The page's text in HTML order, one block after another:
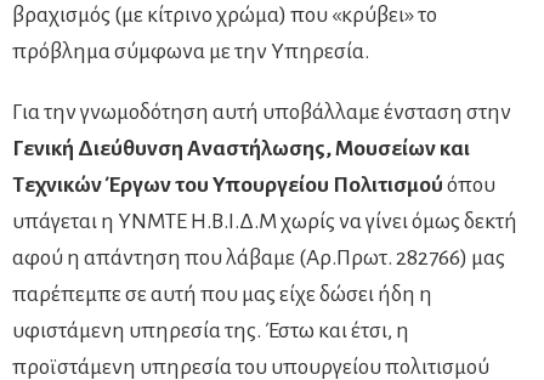
βραχισμός (με κίτρινο χρώμα) που «κρύβει» το
πρόβλημα σύμφωνα με την Υπηρεσία.
Για την γνωμοδότηση αυτή υποβάλλαμε ένσταση στην
Γενική Διεύθυνση Αναστήλωσης, Μουσείων και
Τεχνικών Έργωντου Υπουργείου Πολιτισμού όπου
υπάγεται η ΥΝΜΤΕ Η.Β.Ι.Δ.Μ χωρίς να γίνει όμως δεκτή
αφού η απάντηση που λάβαμε (Αρ.Πρωτ. 282766) μας
παρέπεμπε σε αυτή που μας είχε δώσει ήδη η
υφιστάμενη υπηρεσία της. Έστω και έτσι, η
προϊστάμενη υπηρεσία του υπουργείου πολιτισμού